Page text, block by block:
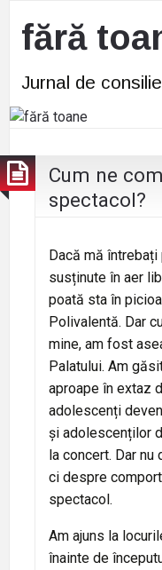
fără
Jurnal de
Cum ne
spectacol?
Dacă mă
susținute în aer
poată sta în
Polivalentă. Dar
mine, am fost
Palatului. Am
aproape în extaz
adolescenți
și adolescenților
la concert. Dar
ci despre
spectacol.
Am ajuns la
înainte de